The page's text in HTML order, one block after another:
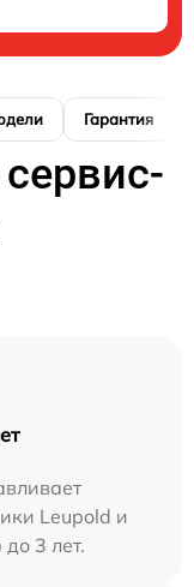
Гарантия
Leupold и
3 лет.